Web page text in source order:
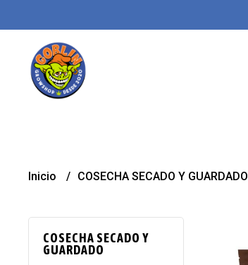
Inicio COSECHA SECADO Y GUARDADO
COSECHA SECADO Y
GUARDADO